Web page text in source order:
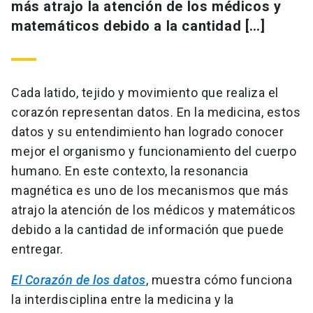
más atrajo la atención de los médicos y
matemáticos debido a la cantidad […]
Cada latido, tejido y movimiento que realiza el
corazón representan datos. En la medicina, estos
datos y su entendimiento han logrado conocer
mejor el organismo y funcionamiento del cuerpo
humano. En este contexto, la resonancia
magnética es uno de los mecanismos que más
atrajo la atención de los médicos y matemáticos
debido a la cantidad de información que puede
entregar.
El Corazón de los datos, muestra cómo funciona
la interdisciplina entre la medicina y la